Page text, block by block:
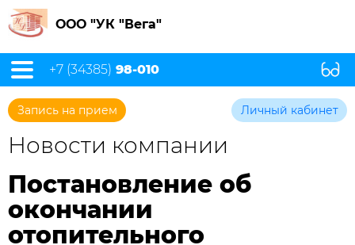
ООО "УК "Вега"
+7 (34385) 98-010
Запись на прием Личный кабинет
Новости компании
Постановление об
окончании
отопительного